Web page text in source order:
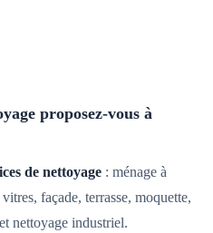
proposez-vous à
de nettoyage : ménage à
façade, terrasse, moquette,
nettoyage industriel.